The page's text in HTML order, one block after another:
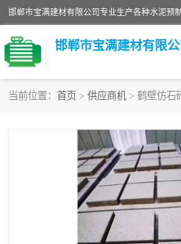
邯郸市宝满建材有限公
当前位置： 首页 > 供应商机 > 鹤壁仿石
花岗岩路岩石